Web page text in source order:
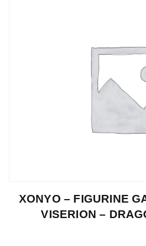
XONYO – FIGURINE
VISERION –